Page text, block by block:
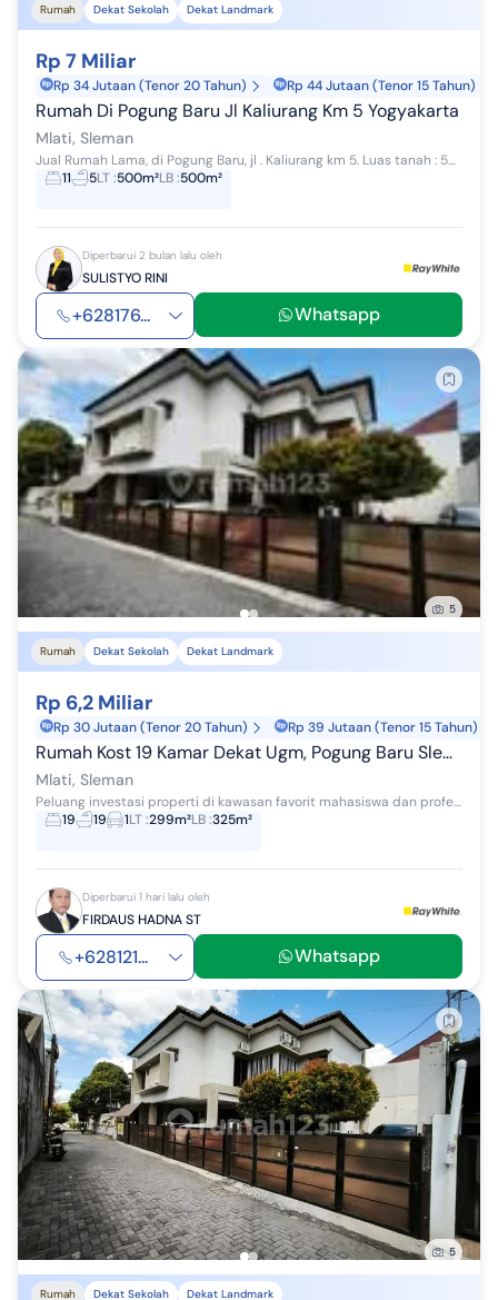
Rumah Dekat Sekolah Dekat Landmark
Rp 7 Miliar
Rp 34 Jutaan (Tenor 20 Tahun) Rp 44 Jutaan (Tenor 15 Tahun)
Rumah Di Pogung Baru Jl Kaliurang Km 5 Yogyakarta
Mlati, Sleman
Jual Rumah Lama, di Pogung Baru, jl . Kaliurang km 5. Luas tanah : 503 Luas bangunan : +- 500 Kamar tidur : 5 Kama pembantu : 1 Kamar kos : 6 Kamar...
11
5LT:500m²LB:500m²
Diperbarui 2 bulan lalu oleh
SULISTYO RINI
+628176... Whatsapp
5
Rumah Dekat Sekolah Dekat Landmark
Rp 6,2 Miliar
Rp 30 Jutaan (Tenor 20 Tahun) Rp 39 Jutaan (Tenor 15 Tahun)
Rumah Kost 19 Kamar Dekat Ugm, Pogung Baru Sleman - Investasi Premium
Mlati, Sleman
Peluang investasi properti di kawasan favorit mahasiswa dan profesional. Rumah kost 2 lantai dengan 19 kamar, kondisi full furnish, siap beroperasi...
19
19 1LT:299m²LB:325m²
Diperbarui 1 hari lalu oleh
FIRDAUS HADNA ST
+628121... Whatsapp
5
Rumah Dekat Sekolah Dekat Landmark